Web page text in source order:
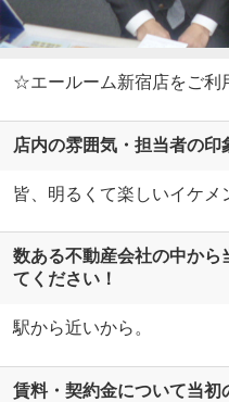
☆エールーム新宿店をご利
店内の雰囲気・担当者の印
皆、明るくて楽しいイケメ
数ある不動産会社の中から
てください！
駅から近いから。
賃料・契約金について当初